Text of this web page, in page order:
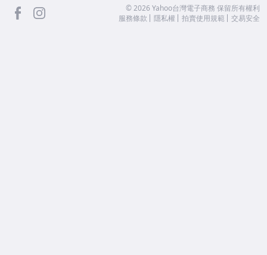
facebook ©2026 Yahoo台灣電子商務 保留所有權利
服務條款
隱私權 拍賣使用規範 交易安全